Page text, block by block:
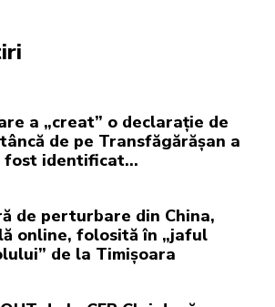
a „creat” o declarație de
de pe Transfăgărășan a
fost identificat…
de perturbare din China,
online, folosită în „jaful
de la Timișoara